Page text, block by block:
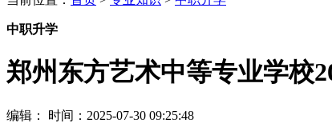
中职升学
郑州东方艺术中等专业学校
编辑： 时间：2025-07-30 09:25:48